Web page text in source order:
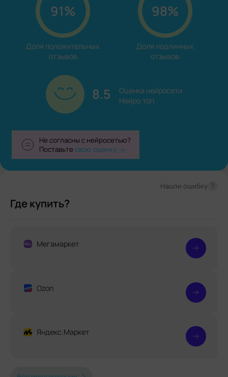
91%
Доля положительных
отзывов
98%
Доля подлинных
отзывов
8.5
Оценка нейросети
Нейро.топ
Не согласны с нейросетью?
Поставьтесвою оценку
Где купить?
Нашли ошибку
Мегамаркет
Ozon
Яндекс.Маркет